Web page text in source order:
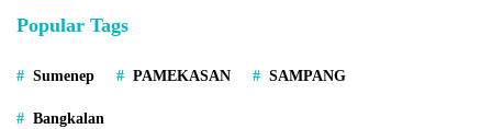
Popular Tags
Sumenep PAMEKASAN SAMPANG
Bangkalan